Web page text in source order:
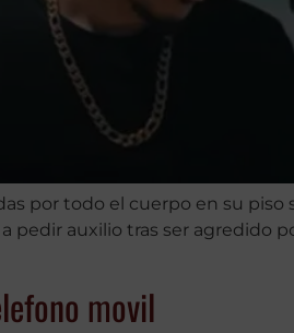
por todo el cuerpo en su piso
auxilio tras ser agredido
movil